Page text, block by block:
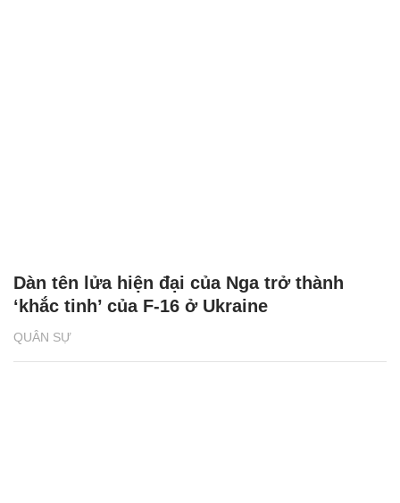
QUÂN SỰ
Dàn tên lửa hiện đại của Nga trở thành
‘khắc tinh’ của F-16 ở Ukraine